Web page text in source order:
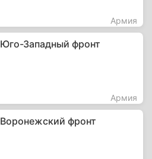
Армия
Юго-Западный фронт
Армия
Воронежский фронт